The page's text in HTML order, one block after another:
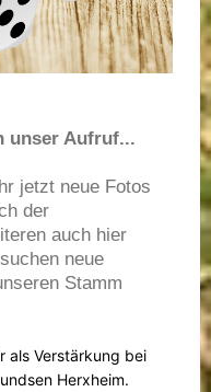
unser Aufruf...
jetzt neue Fotos
der
auch hier
neue
Stamm
als Verstärkung bei
Herxheim.